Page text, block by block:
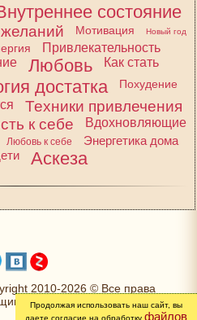
состояние
Мотивация Новый год
Привлекательность
Любовь
Как стать
достатка
Похудение
Техники привлечения
к себе
Вдохновляющие
Любовь к себе
Энергетика дома
Аскеза
2010-2026 © Все права
Продолжая использовать наш сайт, вы
даете согласие на обработку файлов